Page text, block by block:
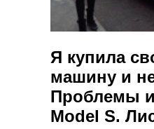
Я купила
машину и
Проблемы
Model S.